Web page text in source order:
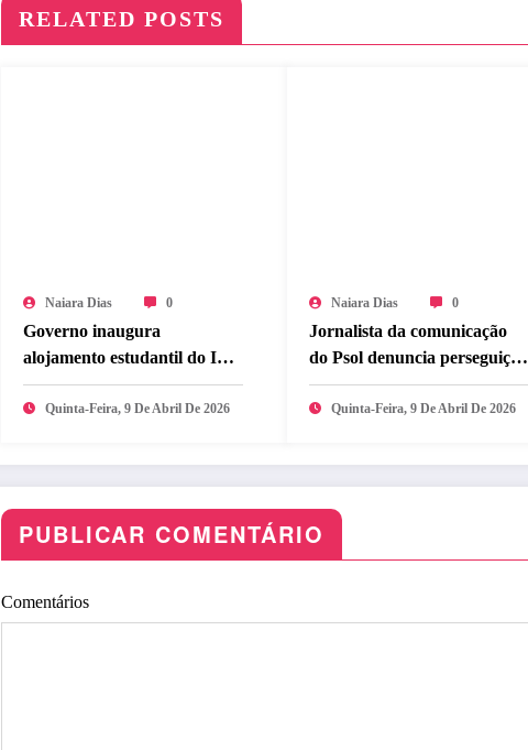
RELATED POSTS
Naiara Dias 0
Governo inaugura
alojamento estudantil do ITA
Ceará
Quinta-Feira, 9 De Abril De 2026
Naiara Dias 0
Jornalista da comunicação
do Psol denuncia perseguição
e ameaças
Quinta-Feira, 9 De Abril De 2026
PUBLICAR COMENTÁRIO
Comentários